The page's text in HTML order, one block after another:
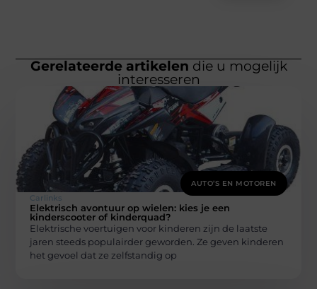
Gerelateerde artikelen die u mogelijk
interesseren
AUTO’S EN MOTOREN
Carlinks
Elektrisch avontuur op wielen: kies je een
kinderscooter of kinderquad?
Elektrische voertuigen voor kinderen zijn de laatste
jaren steeds populairder geworden. Ze geven kinderen
het gevoel dat ze zelfstandig op